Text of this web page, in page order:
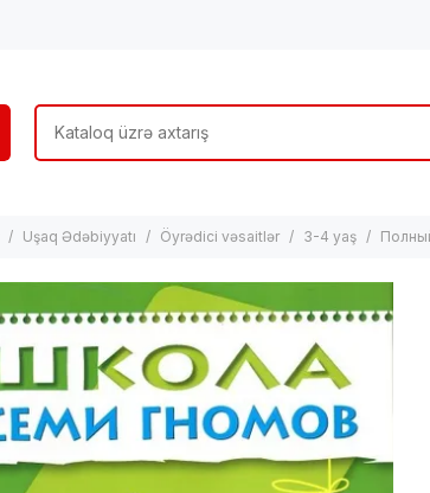
Uşaq Ədəbiyyatı Öyrədici vəsaitlər 3-4 yaş